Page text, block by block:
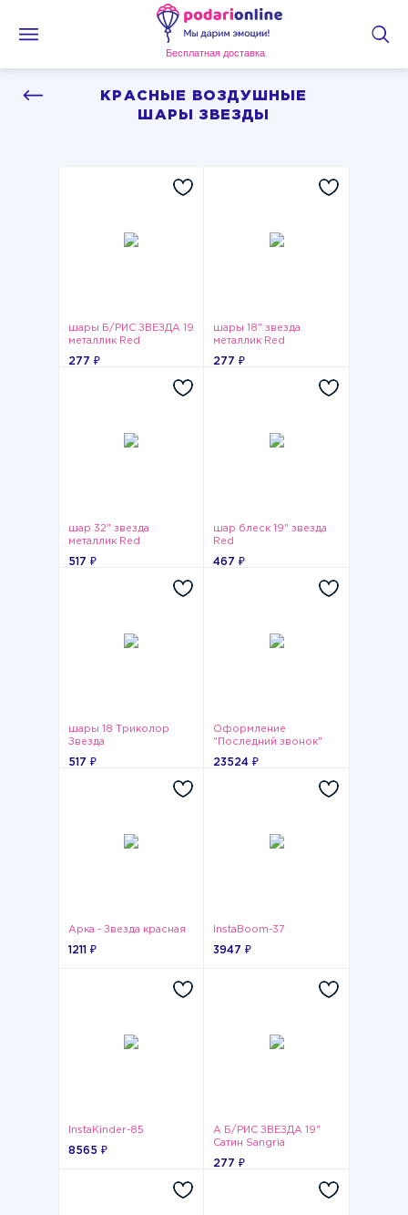
Бесплатная доставка
КРАСНЫЕ ВОЗДУШНЫЕ
ШАРЫ ЗВЕЗДЫ
шары Б/РИС ЗВЕЗДА 19
металлик Red
277 ₽
шары 18" звезда
металлик Red
277 ₽
шар 32" звезда
металлик Red
517 ₽
шар блеск 19" звезда
Red
467 ₽
шары 18 Триколор
Звезда
517 ₽
Оформление
"Последний звонок"
23524 ₽
Арка - Звезда красная
1211 ₽
InstaBoom-37
3947 ₽
InstaKinder-85
8565 ₽
А Б/РИС ЗВЕЗДА 19"
Сатин Sangria
277 ₽